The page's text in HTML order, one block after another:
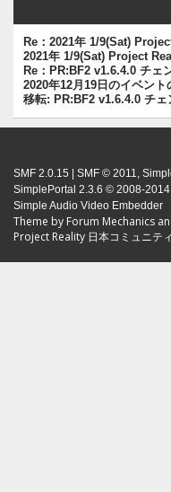
Re：2021年 1/9(Sat)
2021年 1/9(Sat) Project
Re：PR:BF2 v1.6.4.0 チェ
2020年12月19日のイベン
移転: PR:BF2 v1.6.4.0 チェ
SMF 2.0.15 SMF © 2011,
SimplePortal 2.3.6 © 2008-
Simple Audio Video Embedder
Theme by Forum Mechanics
Project Reality 日本コミュニテ